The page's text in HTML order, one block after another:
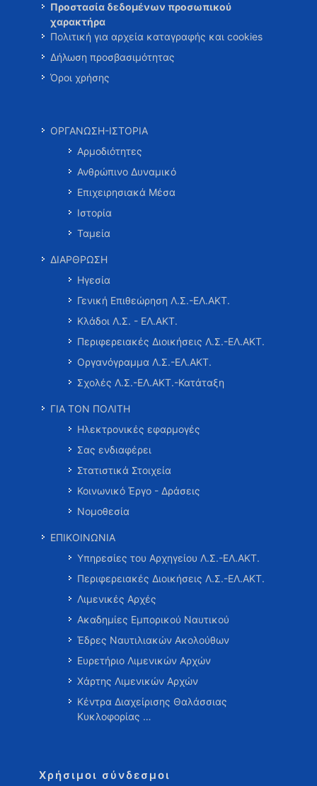
Προστασία δεδομένων προσωπικού
χαρακτήρα
Πολιτική για αρχεία καταγραφής και cookies
Δήλωση προσβασιμότητας
Όροι χρήσης
ΟΡΓΑΝΩΣΗ-ΙΣΤΟΡΙΑ
Αρμοδιότητες
Ανθρώπινο Δυναμικό
Επιχειρησιακά Μέσα
Ιστορία
Ταμεία
ΔΙΑΡΘΡΩΣΗ
Ηγεσία
Γενική Επιθεώρηση Λ.Σ.-ΕΛ.ΑΚΤ.
Κλάδοι Λ.Σ. - ΕΛ.ΑΚΤ.
Περιφερειακές Διοικήσεις Λ.Σ.-ΕΛ.ΑΚΤ.
Οργανόγραμμα Λ.Σ.-ΕΛ.ΑΚΤ.
Σχολές Λ.Σ.-ΕΛ.ΑΚΤ.-Κατάταξη
ΓΙΑ ΤΟΝ ΠΟΛΙΤΗ
Ηλεκτρονικές εφαρμογές
Σας ενδιαφέρει
Στατιστικά Στοιχεία
Κοινωνικό Έργο - Δράσεις
Νομοθεσία
ΕΠΙΚΟΙΝΩΝΙΑ
Υπηρεσίες του Αρχηγείου Λ.Σ.-ΕΛ.ΑΚΤ.
Περιφερειακές Διοικήσεις Λ.Σ.-ΕΛ.ΑΚΤ.
Λιμενικές Αρχές
Ακαδημίες Εμπορικού Ναυτικού
Έδρες Ναυτιλιακών Ακολούθων
Ευρετήριο Λιμενικών Αρχών
Χάρτης Λιμενικών Αρχών
Κέντρα Διαχείρισης Θαλάσσιας
Κυκλοφορίας …
Χρήσιμοι σύνδεσμοι